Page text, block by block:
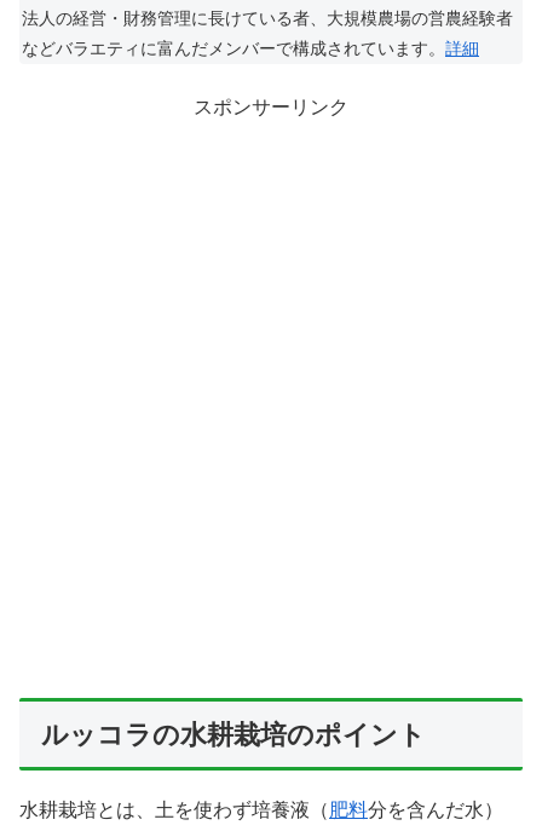
法人の経営・財務管理に長けている者、大規模農場の営農経験者
などバラエティに富んだメンバーで構成されています。 詳細
スポンサーリンク
ルッコラの水耕栽培のポイント
水耕栽培とは、土を使わず培養液（肥料分を含んだ水）